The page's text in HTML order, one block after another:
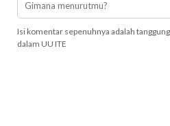
Isi komentar sepenuhnya adalah
dalam UU ITE